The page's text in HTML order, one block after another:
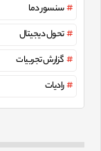
سنسور دما
تحول دیجیتال
گزارش تجربیات
رادیات